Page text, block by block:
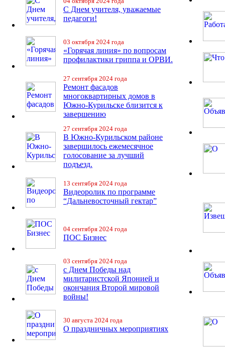
С Днем учителя, уважаемые
педагоги!
03 октября 2024 года
«Горячая линия» по вопросам
профилактики гриппа и ОРВИ.
27 сентября 2024 года
Ремонт фасадов
многоквартирных домов в
Южно-Курильске близится к
завершению
27 сентября 2024 года
В Южно-Курильском районе
завершилось ежемесячное
голосование за лучший
подъезд.
13 сентября 2024 года
Видеоролик по программе
“Дальневосточный гектар”
04 сентября 2024 года
ПОС Бизнес
03 сентября 2024 года
с Днем Победы над
милитаристской Японией и
окончания Второй мировой
войны!
30 августа 2024 года
О праздничных мероприятиях